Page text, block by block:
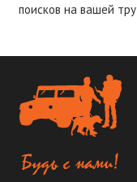
поисков на вашей